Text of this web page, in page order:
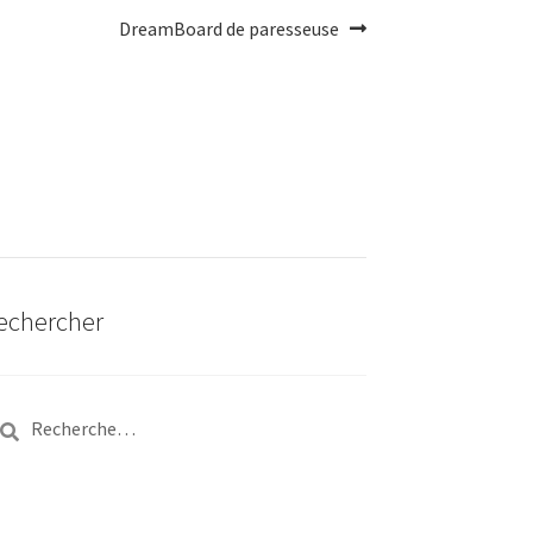
Article
DreamBoard de paresseuse
: